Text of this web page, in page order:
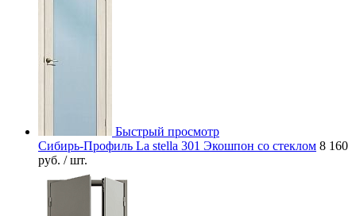
Быстрый просмотр
Сибирь-Профиль La stella 301 Экошпон со стеклом 8 160
руб. / шт.